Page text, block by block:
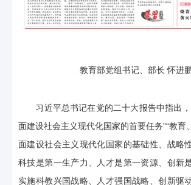
教育部党组书记、部长 怀进
习近平总书记在党的二十大报告中指出，
面建设社会主义现代化国家的首要任务”“教育
面建设社会主义现代化国家的基础性、战略
科技是第一生产力、人才是第一资源、创新
实施科教兴国战略、人才强国战略、创新驱